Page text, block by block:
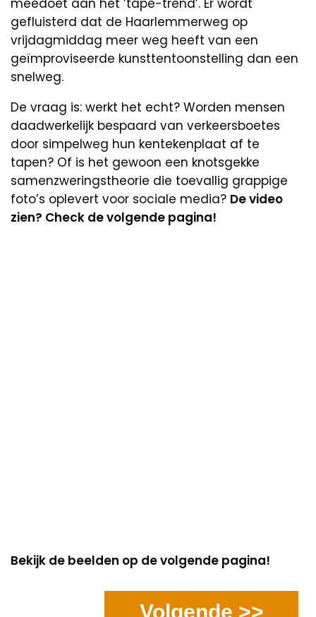
meedoet aan het ’tape-trend’. Er wordt
gefluisterd dat de Haarlemmerweg op
vrijdagmiddag meer weg heeft van een
geïmproviseerde kunsttentoonstelling dan een
snelweg.
De vraag is: werkt het echt? Worden mensen
daadwerkelijk bespaard van verkeersboetes
door simpelweg hun kentekenplaat af te
tapen? Of is het gewoon een knotsgekke
samenzweringstheorie die toevallig grappige
foto’s oplevert voor sociale media? De video
zien? Check de volgende pagina!
Bekijk de beelden op de volgende pagina!
Volgende >>